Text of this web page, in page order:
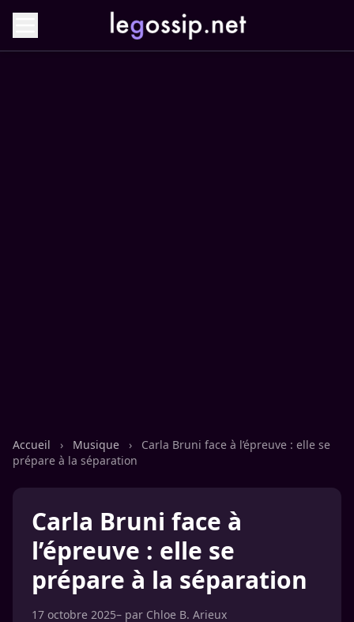
Accueil › Musique ›
Carla Bruni face à l’épreuve : elle se
prépare à la séparation
Carla Bruni face à
l’épreuve : elle se
prépare à la séparation
17 octobre 2025– par Chloe B. Arieux